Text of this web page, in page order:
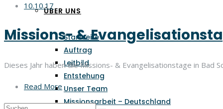
ÜBER UNS
Startseite
Auftrag
Leitbild
Entstehung
Unser Team
Missionsarbeit – Deutschland
10.10.17
Missions- &
Dieses Jahr haben die Missions- & Evangelisationstage in
Read More